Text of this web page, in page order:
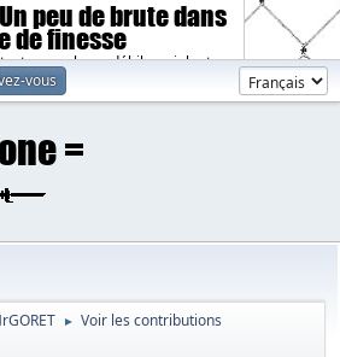
peu de brute dans
de finesse
sombres, débiles, violents.
vous
► Voir les contributions